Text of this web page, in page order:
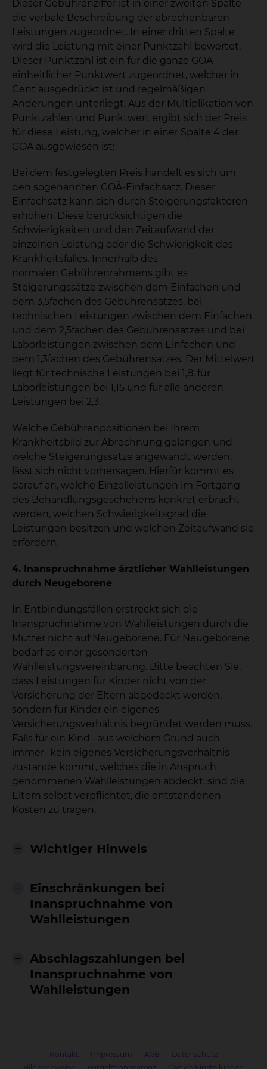
Dieser Gebührenziffer ist in einer zweiten Spalte
die verbale Beschreibung der abrechenbaren
Leistungen zugeordnet. In einer dritten Spalte
wird die Leistung mit einer Punktzahl bewertet.
Dieser Punktzahl ist ein für die ganze GOÄ
einheitlicher Punktwert zugeordnet, welcher in
Cent ausgedrückt ist und regelmäßigen
Änderungen unterliegt. Aus der Multiplikation von
Punktzahlen und Punktwert ergibt sich der Preis
für diese Leistung, welcher in einer Spalte 4 der
GOÄ ausgewiesen ist:
Bei dem festgelegten Preis handelt es sich um
den sogenannten GOÄ-Einfachsatz. Dieser
Einfachsatz kann sich durch Steigerungsfaktoren
erhöhen. Diese berücksichtigen die
Schwierigkeiten und den Zeitaufwand der
einzelnen Leistung oder die Schwierigkeit des
Krankheitsfalles. Innerhalb des
normalen Gebührenrahmens gibt es
Steigerungssätze zwischen dem Einfachen und
dem 3,5fachen des Gebührensatzes, bei
technischen Leistungen zwischen dem Einfachen
und dem 2,5fachen des Gebührensatzes und bei
Laborleistungen zwischen dem Einfachen und
dem 1,3fachen des Gebührensatzes. Der Mittelwert
liegt für technische Leistungen bei 1,8, für
Laborleistungen bei 1,15 und für alle anderen
Leistungen bei 2,3.
Welche Gebührenpositionen bei Ihrem
Krankheitsbild zur Abrechnung gelangen und
welche Steigerungssätze angewandt werden,
lässt sich nicht vorhersagen. Hierfür kommt es
darauf an, welche Einzelleistungen im Fortgang
des Behandlungsgeschehens konkret erbracht
werden, welchen Schwierigkeitsgrad die
Leistungen besitzen und welchen Zeitaufwand sie
erfordern.
4. Inanspruchnahme ärztlicher Wahlleistungen
durch Neugeborene
In Entbindungsfällen erstreckt sich die
Inanspruchnahme von Wahlleistungen durch die
Mutter nicht auf Neugeborene. Für Neugeborene
bedarf es einer gesonderten
Wahlleistungsvereinbarung. Bitte beachten Sie,
dass Leistungen für Kinder nicht von der
Versicherung der Eltern abgedeckt werden,
sondern für Kinder ein eigenes
Versicherungsverhältnis begründet werden muss.
Falls für ein Kind –aus welchem Grund auch
immer- kein eigenes Versicherungsverhältnis
zustande kommt, welches die in Anspruch
genommenen Wahlleistungen abdeckt, sind die
Eltern selbst verpflichtet, die entstandenen
Kosten zu tragen.
Wichtiger Hinweis
Einschränkungen bei
Inanspruchnahme von
Wahlleistungen
Abschlagszahlungen bei
Inanspruchnahme von
Wahlleistungen
Kontakt Impressum AVB
Datenschutz